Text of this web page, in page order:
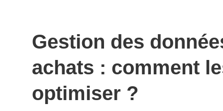
Gestion des
achats : comment
optimiser ?